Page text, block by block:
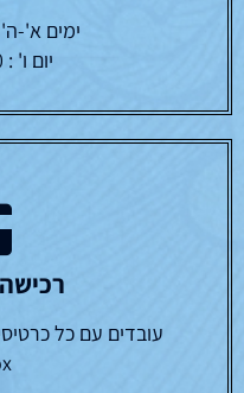
ימים א'-ה' : 14:00 -
יום ו' : 9:00 - 10:30